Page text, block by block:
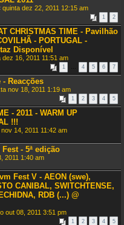
quinta dez 22, 2011 12:15 am
1 2
CHRISTMAS TIME - Pavilhão
- PORTUGAL -
Disponível
dez 16, 2011 11:51 am
1 … 4 5 6 7
Reacções
nov 18, 2011 1:19 am
1 2 3 4 5
- 2011 - WARM UP
!!!
14, 2011 11:42 am
- 5ª edição
2011 1:40 am
Fest V - AEON (swe),
CANIBAL, SWITCHTENSE,
RDB (...) @
out 08, 2011 3:51 pm
1 2 3 4 5